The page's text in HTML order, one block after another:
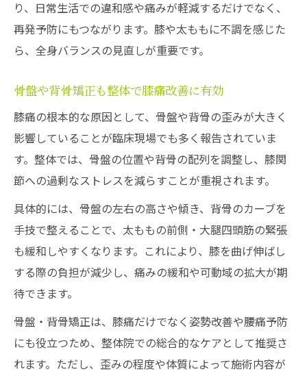
り、日常生活での違和感や痛みが軽減するだけでなく、
再発予防にもつながります。膝や太ももに不調を感じた
ら、全身バランスの見直しが重要です。
骨盤や背骨矯正も整体で膝痛改善に有効
膝痛の根本的な原因として、骨盤や背骨の歪みが大きく
影響していることが臨床現場でも多く報告されていま
す。整体では、骨盤の位置や背骨の配列を調整し、膝関
節への過剰なストレスを減らすことが重視されます。
具体的には、骨盤の左右の高さや傾き、背骨のカーブを
手技で整えることで、太ももの前側・大腿四頭筋の緊張
も緩和しやすくなります。これにより、膝を曲げ伸ばし
する際の負担が減少し、痛みの緩和や可動域の拡大が期
待できます。
骨盤・背骨矯正は、膝痛だけでなく姿勢改善や腰痛予防
にも役立つため、整体院での総合的なケアとして推奨さ
れます。ただし、歪みの程度や体質によって施術内容が